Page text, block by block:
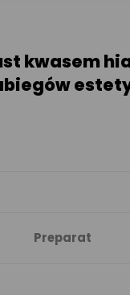
kwasem
Preparat